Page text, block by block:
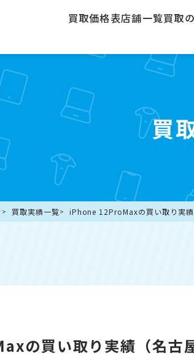
買取価格表店舗一覧買取
買
買取実績一覧 iPhone 12ProMaxの買い取り実績
の買い取り実績（名古屋